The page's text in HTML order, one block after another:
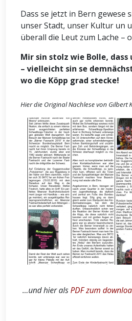
Dass se jetzt in Bern gewese
unser Stadt, unser Kultur un
überall die Leut zum Lache –
Mir sin stolz wie Bolle,
– vielleicht sin se
wo die Köpp grad stecke!
Hier die Original Nachlese von Gilbert
...und hier alsPDF zum